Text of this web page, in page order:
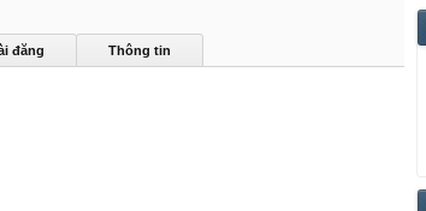
đăng Thông tin